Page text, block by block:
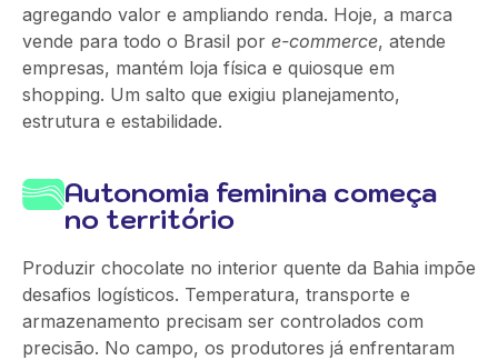
agregando valor e ampliando renda. Hoje, a marca
vende para todo o Brasil por e-commerce, atende
empresas, mantém loja física e quiosque em
shopping. Um salto que exigiu planejamento,
estrutura e estabilidade.
Autonomia feminina começa
no território
Produzir chocolate no interior quente da Bahia impõe
desafios logísticos. Temperatura, transporte e
armazenamento precisam ser controlados com
precisão. No campo, os produtores já enfrentaram